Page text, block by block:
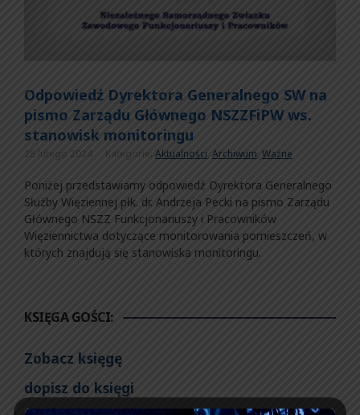
Odpowiedź Dyrektora Generalnego SW na
pismo Zarządu Głównego NSZZFiPW ws.
stanowisk monitoringu
28 lutego 2024 Kategorie: Aktualności, Archiwum, Ważne
Poniżej przedstawiamy odpowiedź Dyrektora Generalnego
Służby Więziennej płk. dr. Andrzeja Pecki na pismo Zarządu
Głównego NSZZ Funkcjonariuszy i Pracowników
Więziennictwa dotyczące monitorowania pomieszczeń, w
których znajdują się stanowiska monitoringu.
KSIĘGA GOŚCI:
Zobacz księgę
dopisz do księgi